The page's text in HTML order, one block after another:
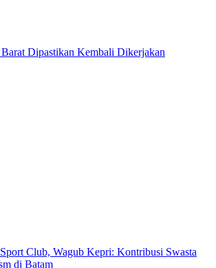
Dipastikan Kembali Dikerjakan
Club, Wagub Kepri: Kontribusi Swasta
di Batam